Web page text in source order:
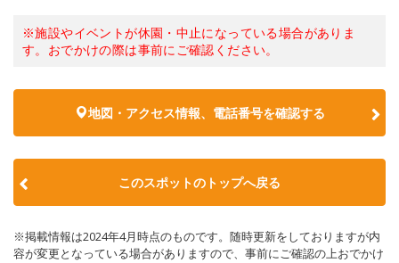
※施設やイベントが休園・中止になっている場合がありま
す。おでかけの際は事前にご確認ください。
地図・アクセス情報、電話番号を確認する
このスポットのトップへ戻る
※掲載情報は2024年4月時点のものです。随時更新をしておりますが内
容が変更となっている場合がありますので、事前にご確認の上おでかけ